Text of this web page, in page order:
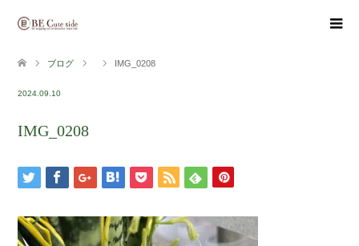
ブログ IMG_0208
2024.09.10
IMG_0208